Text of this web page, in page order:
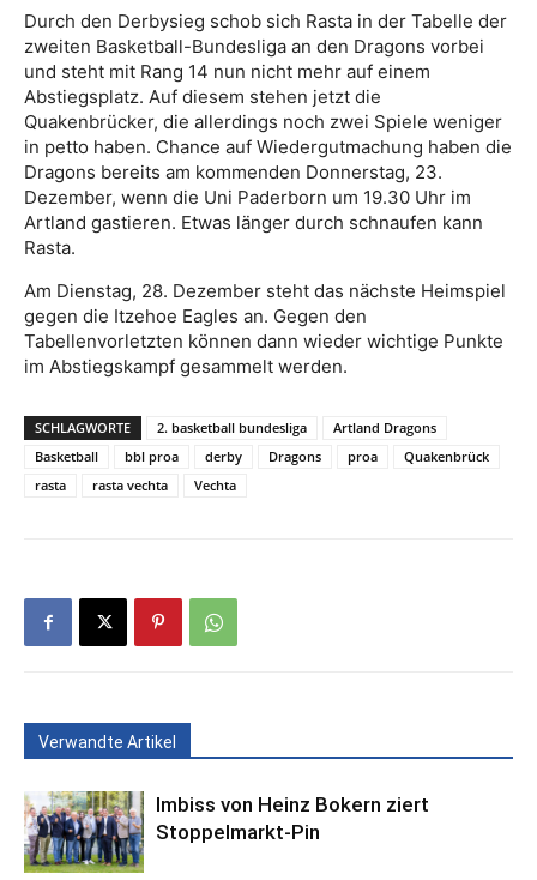
Durch den Derbysieg schob sich Rasta in der Tabelle der
zweiten Basketball-Bundesliga an den Dragons vorbei
und steht mit Rang 14 nun nicht mehr auf einem
Abstiegsplatz. Auf diesem stehen jetzt die
Quakenbrücker, die allerdings noch zwei Spiele weniger
in petto haben. Chance auf Wiedergutmachung haben die
Dragons bereits am kommenden Donnerstag, 23.
Dezember, wenn die Uni Paderborn um 19.30 Uhr im
Artland gastieren. Etwas länger durch schnaufen kann
Rasta.
Am Dienstag, 28. Dezember steht das nächste Heimspiel
gegen die Itzehoe Eagles an. Gegen den
Tabellenvorletzten können dann wieder wichtige Punkte
im Abstiegskampf gesammelt werden.
SCHLAGWORTE 2. basketball bundesliga
Artland Dragons
Basketball
bbl proa derby Dragons proa
Quakenbrück
rasta
rasta vechta Vechta
Verwandte Artikel
Imbiss von Heinz Bokern ziert
Stoppelmarkt-Pin